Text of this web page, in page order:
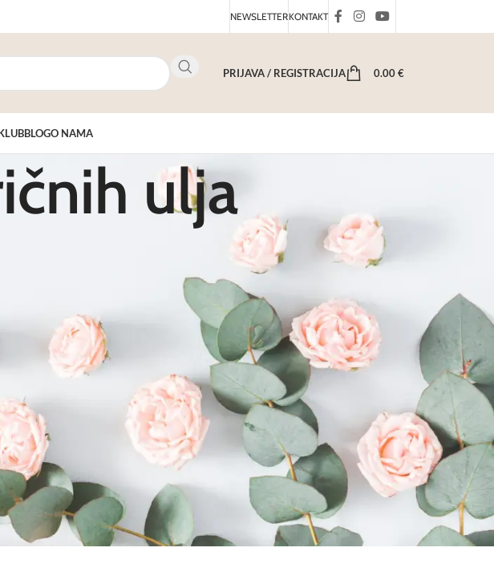
NEWSLETTERKONTAKT
PRIJAVA / REGISTRACIJA 0.00€
BLOGO NAMA
ulja